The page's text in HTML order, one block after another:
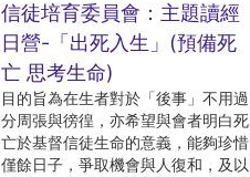
信徒培育委員會：主題讀經
日營-「出死入生」(預備死
亡 思考生命)
目的旨為在生者對於「後事」不用過
分周張與徬徨，亦希望與會者明白死
亡於基督信徒生命的意義，能夠珍惜
僅餘日子，爭取機會與人復和，及以